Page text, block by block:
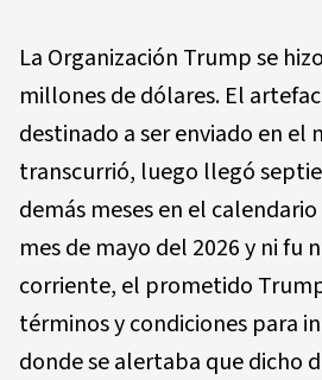
La Organización Trump se
millones de dólares. El
destinado a ser enviado en el
transcurrió, luego llegó
demás meses en el
mes de mayo del 2026 y ni
corriente, el prometido
términos y condiciones para
donde se alertaba que dicho